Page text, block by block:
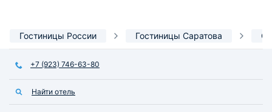
Гостиницы России Гостиницы Саратова
+7 (923) 746-63-80
Найти отель